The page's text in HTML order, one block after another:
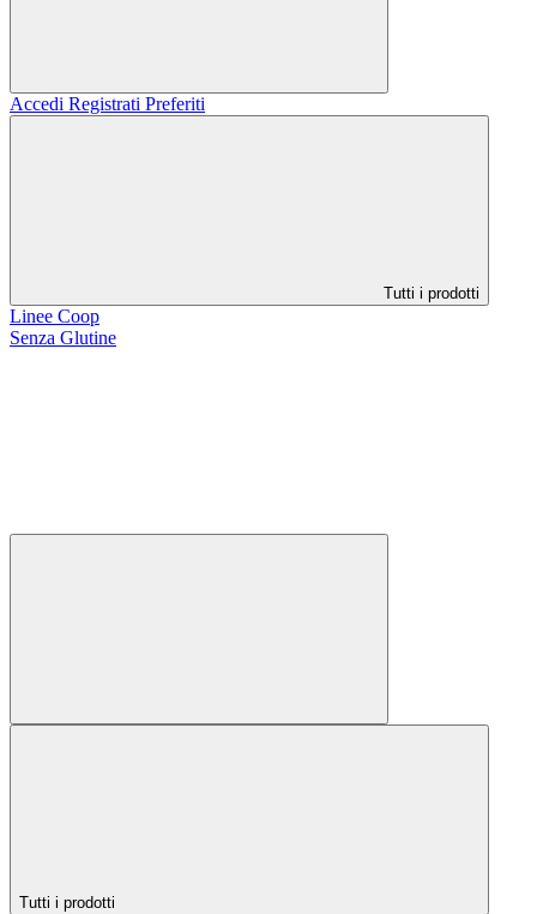
Accedi Registrati Preferiti
Tutti i prodotti
Linee Coop
Senza Glutine
Tutti i prodotti